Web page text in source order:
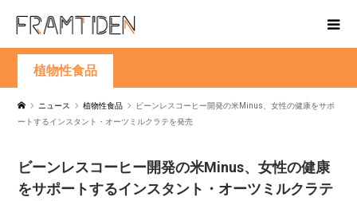
植物性食品
ニュース 植物性食品
ビーンレスコーヒー開発の米Minus、女性の健康をサポ
ートするインスタント・オーツミルクラテを発売
ビーンレスコーヒー開発の米Minus、女性の健康
をサポートするインスタント・オーツミルクラテ